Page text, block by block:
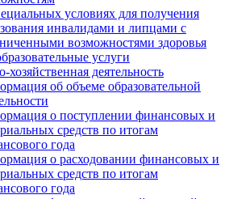
условиях для получения
инвалидами и липцами с
возможностями здоровья
услуги
деятельность
об объеме образовательной
о поступлении финансовых и
средств по итогам
года
о расходовании финансовых и
средств по итогам
года